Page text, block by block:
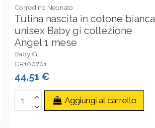
Corredino Neonato
Tutina nascita in cotone bianca
unisex Baby gi collezione
Angel 1 mese
Baby Gi
CR100701
44,51 €
Aggiungi al carrello